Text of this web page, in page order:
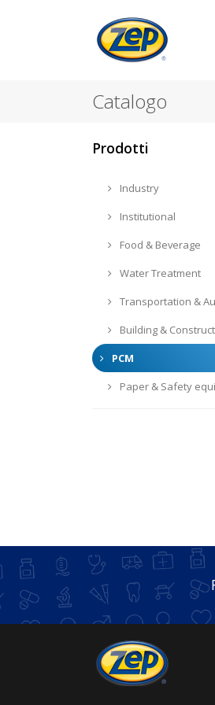
Catalogo
Prodotti
Industry
Institutional
Food & Beverage
Water Treatment
Transportation &
Building &
PCM
Paper & Safety